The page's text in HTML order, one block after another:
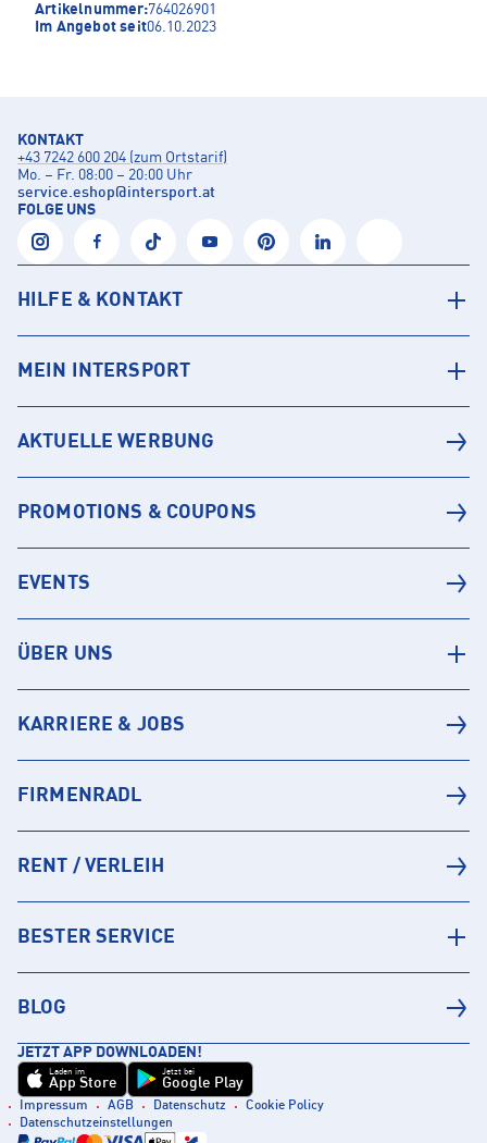
Artikelnummer:764026901
Im Angebot seit06.10.2023
KONTAKT
+43 7242 600 204 (zum Ortstarif)
Mo. – Fr. 08:00 – 20:00 Uhr
service.eshop@intersport.at
FOLGE UNS
HILFE & KONTAKT
MEIN INTERSPORT
AKTUELLE WERBUNG
PROMOTIONS & COUPONS
EVENTS
ÜBER UNS
KARRIERE & JOBS
FIRMENRADL
RENT / VERLEIH
BESTER SERVICE
BLOG
JETZT APP DOWNLOADEN!
Laden im
App Store
Jetzt bei
Google Play
Impressum AGB Datenschutz
Cookie Policy
Datenschutzeinstellungen